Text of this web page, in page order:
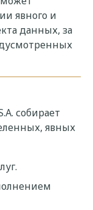
явного и
данных, за
собирает
явных